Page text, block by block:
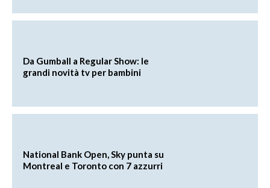
Da Gumball a Regular Show: le
grandi novità tv per bambini
National Bank Open, Sky punta su
Montreal e Toronto con 7 azzurri